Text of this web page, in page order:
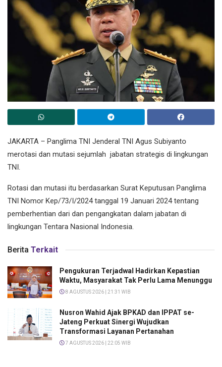
JAKARTA – Panglima TNI Jenderal TNI Agus Subiyanto
merotasi dan mutasi sejumlah jabatan strategis di lingkungan
TNI.
Rotasi dan mutasi itu berdasarkan Surat Keputusan Panglima
TNI Nomor Kep/73/I/2024 tanggal 19 Januari 2024 tentang
pemberhentian dari dan pengangkatan dalam jabatan di
lingkungan Tentara Nasional Indonesia.
Berita Terkait
Pengukuran Terjadwal Hadirkan Kepastian
Waktu, Masyarakat Tak Perlu Lama Menunggu
8 AGUSTUS 2026 | 21:31 WIB
Nusron Wahid Ajak BPKAD dan IPPAT se-
Jateng Perkuat Sinergi Wujudkan
Transformasi Layanan Pertanahan
7 AGUSTUS 2026 | 22:05 WIB